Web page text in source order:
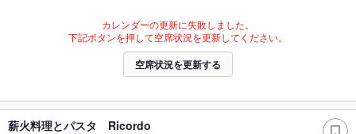
カレンダーの更新に失敗しました。
下記ボタンを押して空席状況を更新してください。
空席状況を更新する
薪火料理とパスタ Ricordo